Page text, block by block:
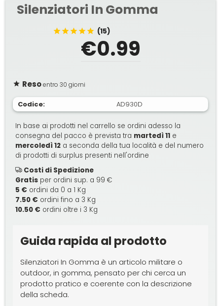
Silenziatori In Gomma
(15)
€0.99
Resoentro 30 giorni
Codice: AD930D
In base ai prodotti nel carrello se ordini adesso la
consegna del pacco è prevista tra martedì 11 e
mercoledì 12 a seconda della tua località e del numero
di prodotti di surplus presenti nell'ordine
Costi di Spedizione
Gratis per ordini sup. a 99 €
5 € ordini da 0 a 1 Kg
7.50 € ordini fino a 3 Kg
10.50 € ordini oltre i 3 Kg
Guida rapida al prodotto
Silenziatori In Gomma è un articolo militare o
outdoor, in gomma, pensato per chi cerca un
prodotto pratico e coerente con la descrizione
della scheda.